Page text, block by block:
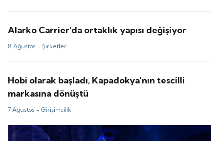
Alarko Carrier'da ortaklık yapısı değişiyor
8 Ağustos - Şirketler
Hobi olarak başladı, Kapadokya'nın tescilli
markasına dönüştü
7 Ağustos -Girişimcilik